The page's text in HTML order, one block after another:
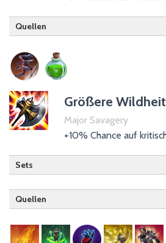
Quellen
Größere Wildheit
Major Savagery
+10% Chance auf
Sets
Quellen
Hüter